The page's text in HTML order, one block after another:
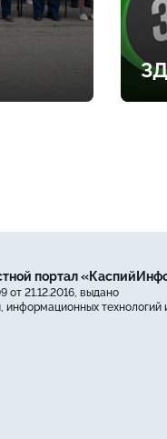
портал
21.12.2016, выдано
информационных технологий